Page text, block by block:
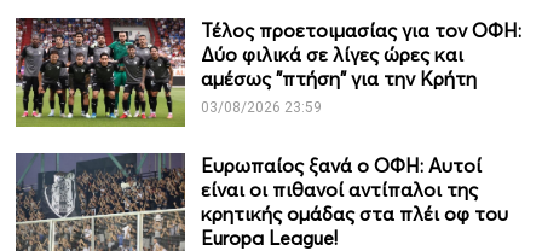
Τέλος προετοιμασίας για τον ΟΦΗ:
Δύο φιλικά σε λίγες ώρες και
αμέσως "πτήση" για την Κρήτη
03/08/2026 23:59
Ευρωπαίος ξανά ο ΟΦΗ: Αυτοί
είναι οι πιθανοί αντίπαλοι της
κρητικής ομάδας στα πλέι οφ του
Europa League!